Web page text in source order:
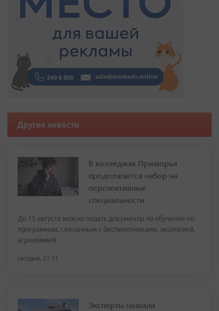
Другие новости
В колледжах Приморья
продолжается набор на
перспективные
специальности
До 15 августа можно подать документы на обучение по
программам, связанным с беспилотниками, экологией,
агрономией
сегодня, 21:31
Эксперты назвали